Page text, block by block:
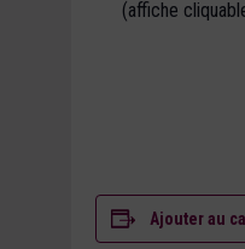
(affiche
Ajouter au